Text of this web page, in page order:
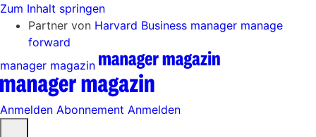
Zum Inhalt springen
Partner von Harvard Business manager manage
forward
manager magazin
Anmelden Abonnement Anmelden